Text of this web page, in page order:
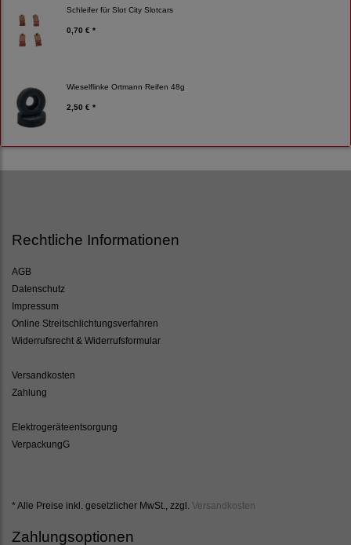
Schleifer für Slot City Slotcars
0,70 € *
Wieselflinke Ortmann Reifen 48g
2,50 € *
Rechtliche Informationen
AGB
Datenschutz
Impressum
Online Streitschlichtungsverfahren
Widerrufsrecht & Widerrufsformular
Versandkosten
Zahlung
Elektrogeräteentsorgung
VerpackungG
* Alle Preise inkl. gesetzlicher MwSt., zzgl. Versandkosten
Zahlungsoptionen